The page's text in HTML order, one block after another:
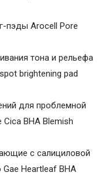
пэды Arocell Pore
тона и рельефа
brightening pad
для проблемной
BHA Blemish
с салициловой
Heartleaf BHA